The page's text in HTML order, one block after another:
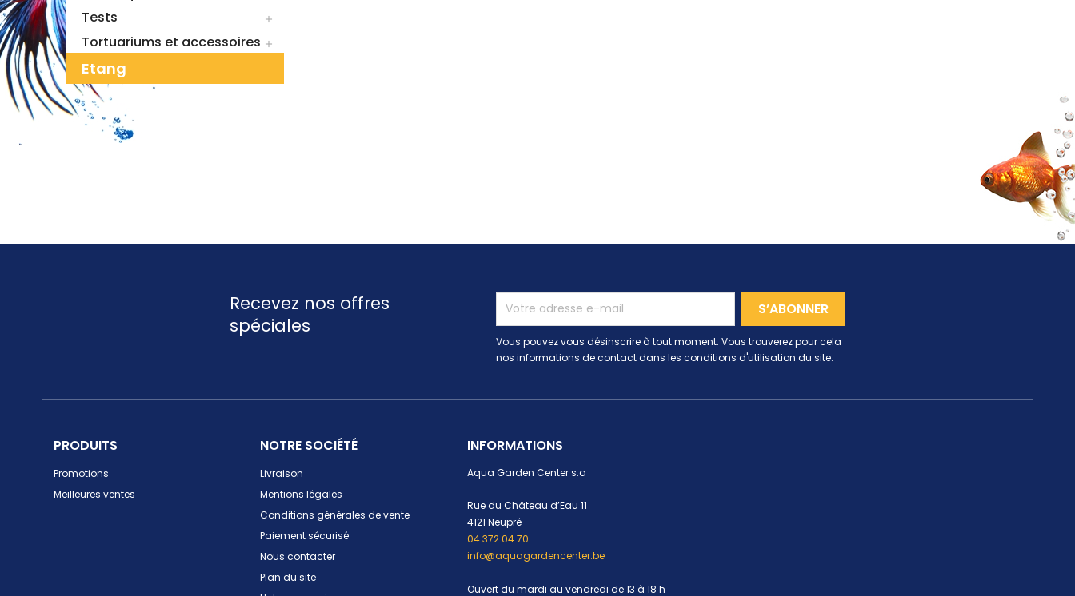
Tests 
Tortuariums et accessoires 
Etang
Recevez nos offres
spéciales
Vous pouvez vous désinscrire à tout moment. Vous trouverez pour cela
nos informations de contact dans les conditions d'utilisation du site.
PRODUITS
Promotions
Meilleures ventes
NOTRE SOCIÉTÉ
Livraison
Mentions légales
Conditions générales de vente
Paiement sécurisé
Nous contacter
Plan du site
INFORMATIONS
Aqua Garden Center s.a
Rue du Château d’Eau 11
4121 Neupré
04 372 04 70
info@aquagardencenter.be
Ouvert du mardi au vendredi de 13 à 18 h